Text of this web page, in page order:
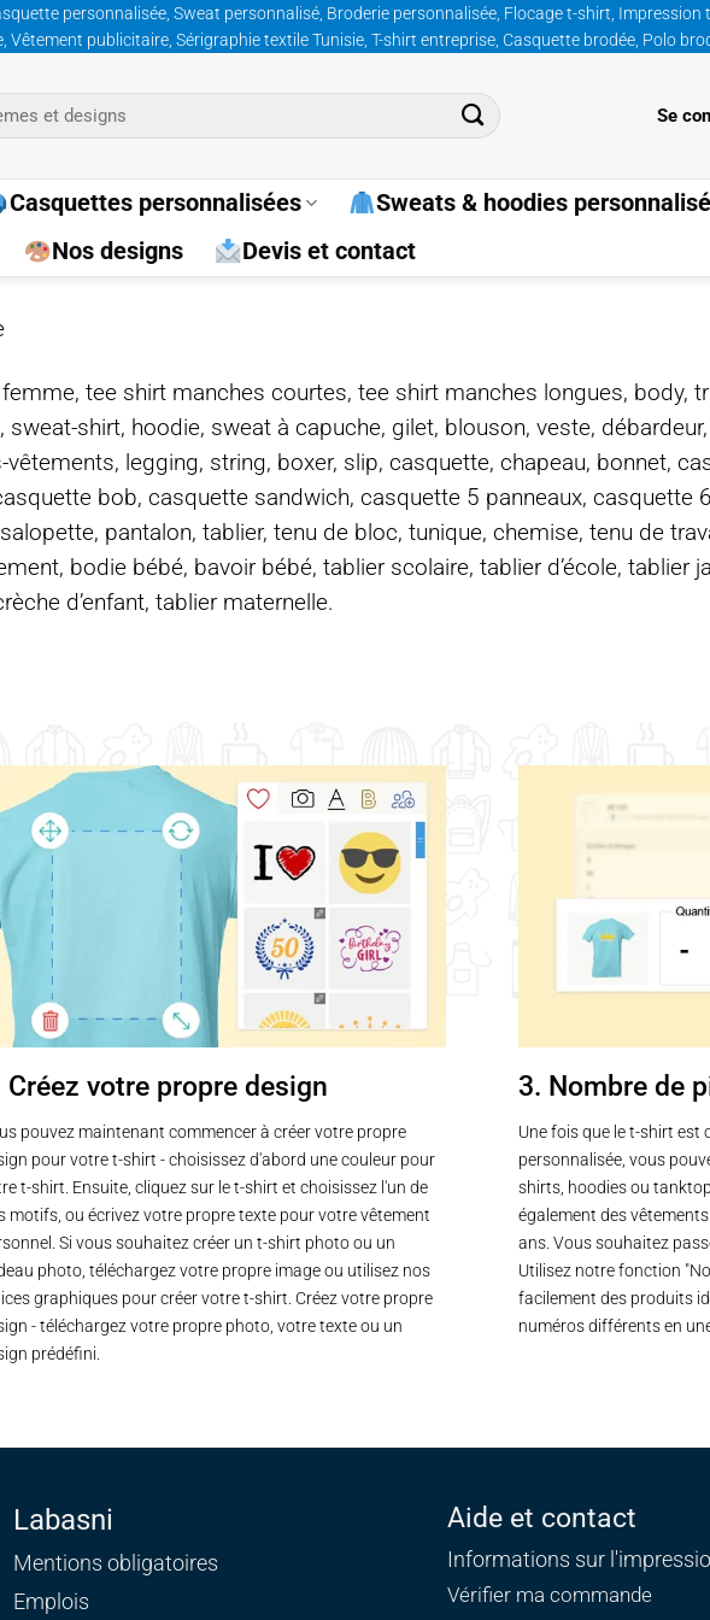
personnalisée, Sweat personnalisé, Broderie personnalisée, Flocage t-shirt, Impression
publicitaire, Sérigraphie textile Tunisie, T-shirt entreprise, Casquette brodée, Polo
Se
Casquettes personnalisées
Sweats & hoodies
Nos designs
Devis et contact
tee shirt manches courtes, tee shirt manches longues, body,
shirt, hoodie, sweat à capuche, gilet, blouson, veste,
legging, string, boxer, slip, casquette, chapeau, bonnet,
bob, casquette sandwich, casquette 5 panneaux, casquette
pantalon, tablier, tenu de bloc, tunique, chemise, tenu de
bodie bébé, bavoir bébé, tablier scolaire, tablier d’école, tablier
d’enfant, tablier maternelle.
Créez votre propre design
pouvez maintenant commencer à créer votre propre
pour votre t-shirt - choisissez d'abord une couleur pour
t-shirt. Ensuite, cliquez sur le t-shirt et choisissez l'un de
motifs, ou écrivez votre propre texte pour votre vêtement
Si vous souhaitez créer un t-shirt photo ou un
photo, téléchargez votre propre image ou utilisez nos
graphiques pour créer votre t-shirt. Créez votre propre
- téléchargez votre propre photo, votre texte ou un
prédéfini.
3. Nombre de
Une fois que le t-shirt est
personnalisée, vous
shirts, hoodies ou
également des
ans. Vous souhaitez
Utilisez notre fonction
facilement des produits
numéros différents en
Labasni
Mentions obligatoires
Emplois
Aide et contact
Informations sur
Vérifier ma commande